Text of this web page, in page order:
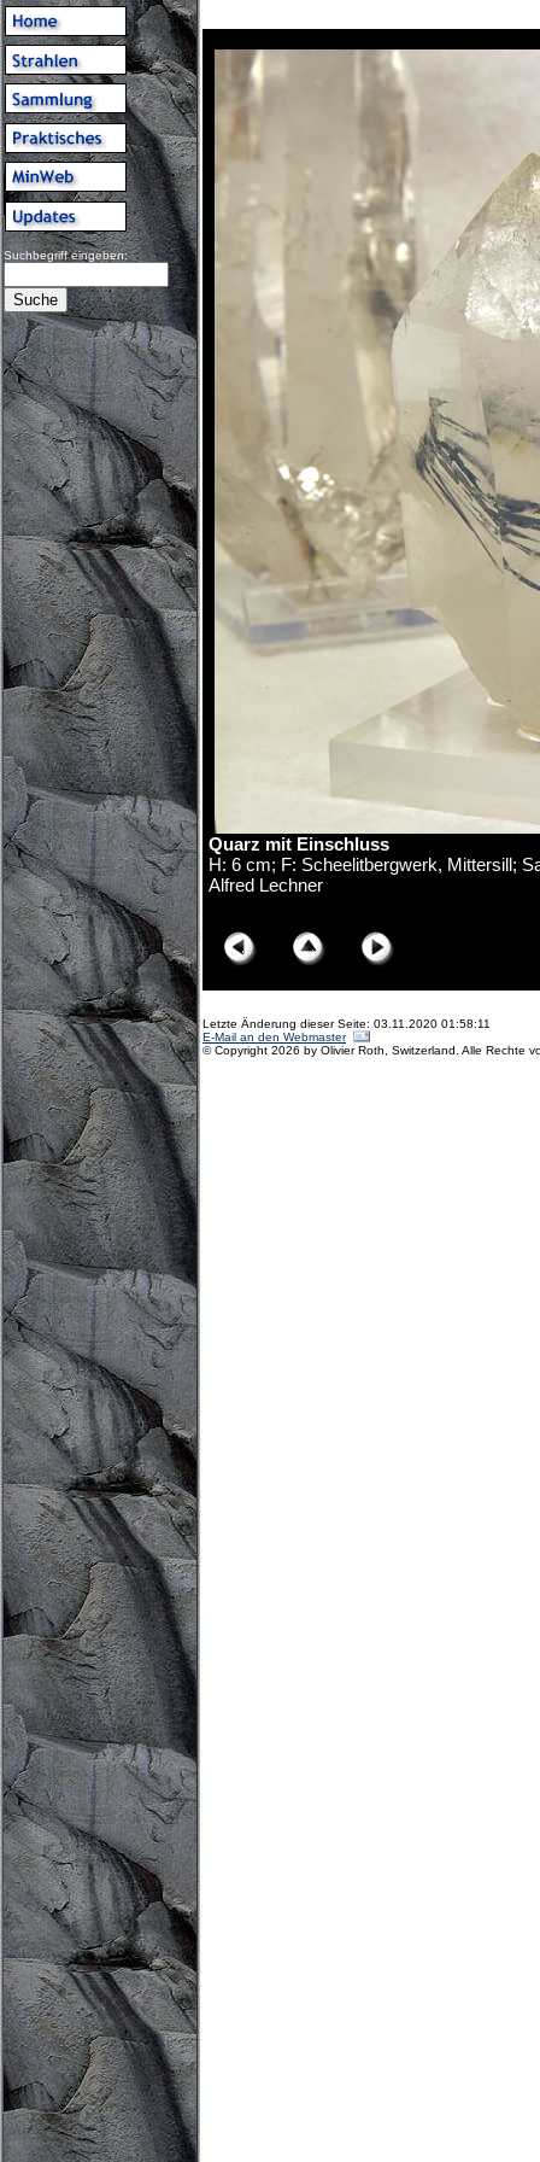
Suchbegriff eingeben:
Quarz mit Einschluss
H: 6 cm; F: Scheelitbergwerk, Mittersill;
Alfred Lechner
Letzte Änderung dieser Seite: 03.11.2020 01:58:11
E-Mail an den Webmaster
© Copyright 2026 by Olivier Roth, Switzerland. Alle Rechte